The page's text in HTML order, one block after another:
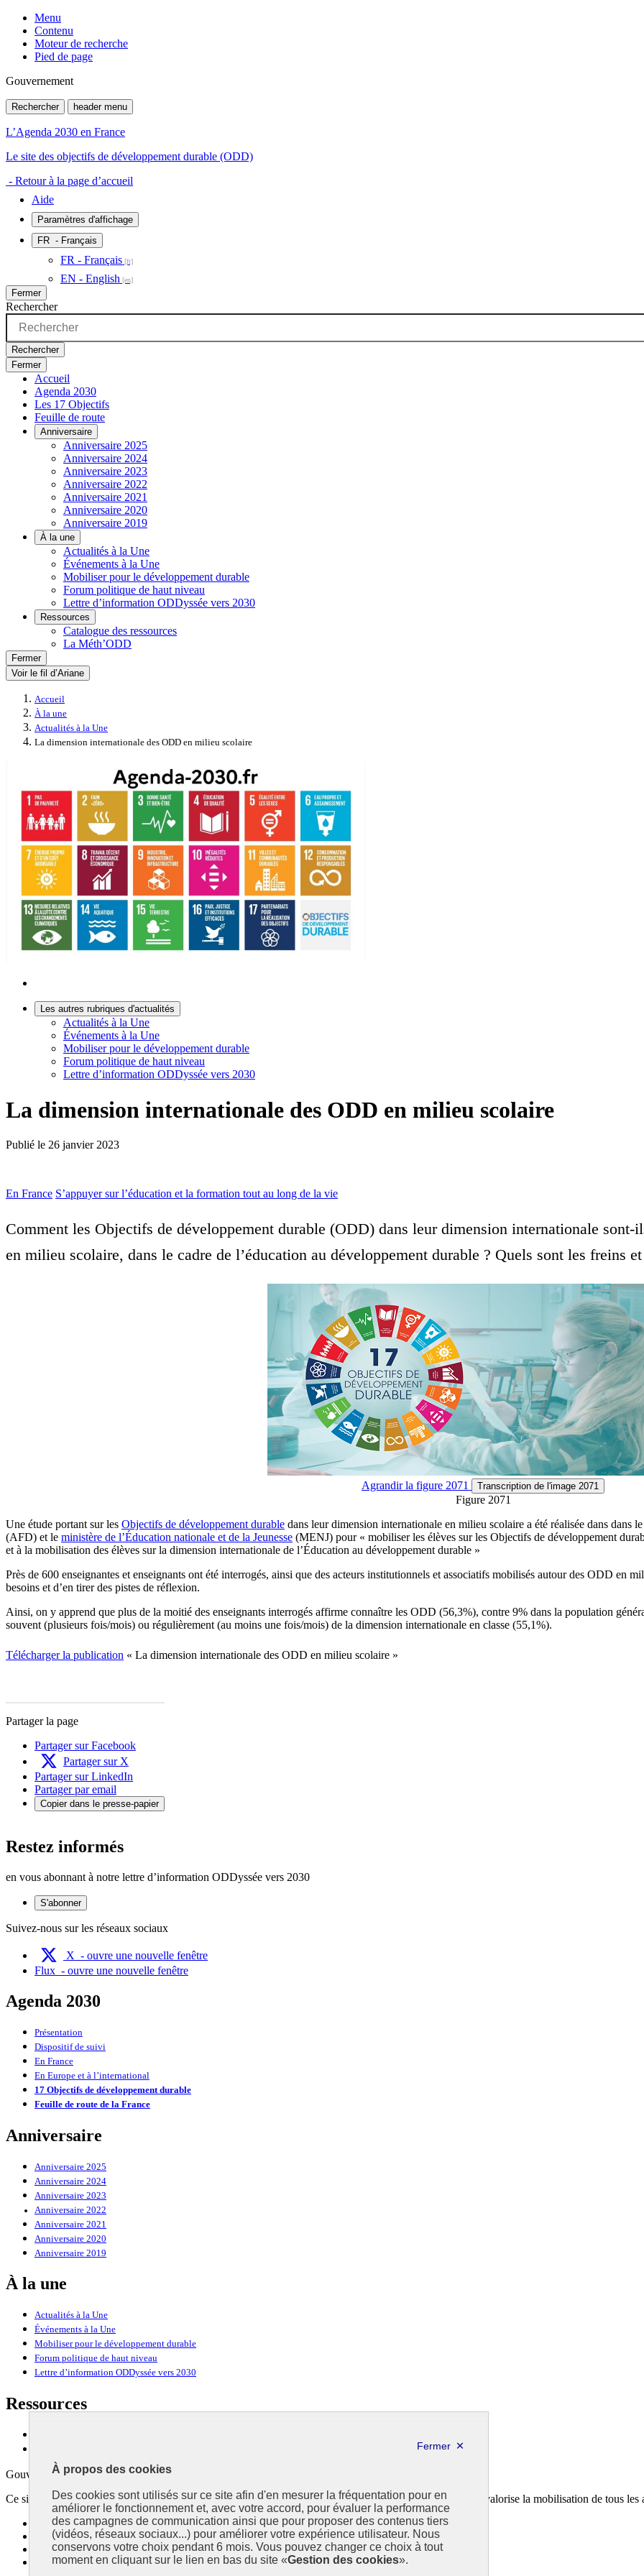
À propos des cookies
Des cookies sont utilisés sur ce site afin d'en mesurer la fréquentation pour en
améliorer le fonctionnement et, avec votre accord, pour évaluer la performance
des campagnes de communication ainsi que pour proposer des contenus tiers
(vidéos, réseaux sociaux...) pour améliorer votre expérience utilisateur. Nous
conservons votre choix pendant 6 mois. Vous pouvez changer ce choix à tout
moment en cliquant sur le lien en bas du site «Gestion des cookies».
Menu
Contenu
Moteur de recherche
Pied de page
Gouvernement
Rechercher header menu
L’Agenda 2030 en France
Le site des objectifs de développement durable (ODD)
- Retour à la page d’accueil
Aide
Paramètres d'affichage
FR - Français
FR - Français
EN - English
Fermer
Rechercher
Rechercher
Fermer
Accueil
Agenda 2030
Les 17 Objectifs
Feuille de route
Anniversaire
Anniversaire 2025
Anniversaire 2024
Anniversaire 2023
Anniversaire 2022
Anniversaire 2021
Anniversaire 2020
Anniversaire 2019
À la une
Actualités à la Une
Événements à la Une
Mobiliser pour le développement durable
Forum politique de haut niveau
Lettre d’information ODDyssée vers 2030
Ressources
Catalogue des ressources
La Méth’ODD
Fermer
Voir le fil d’Ariane
Accueil
À la une
Actualités à la Une
La dimension internationale des ODD en milieu scolaire
Les autres rubriques d'actualités
Actualités à la Une
Événements à la Une
Mobiliser pour le développement durable
Forum politique de haut niveau
Lettre d’information ODDyssée vers 2030
La dimension internationale des ODD en milieu scolaire
Publié le 26 janvier 2023
En France S’appuyer sur l’éducation et la formation tout au long de la vie
Comment les Objectifs de développement durable (ODD) dans leur dimension internationale sont-
en milieu scolaire, dans le cadre de l’éducation au développement durable ? Quels sont les freins
Agrandirla figure 2071 Transcription de l'image 2071
Figure 2071
Une étude portant sur les Objectifs de développement durable dans leur dimension internationale en milieu scolaire a été réalisée dans dans
(AFD) et le ministère de l’Éducation nationale et de la Jeunesse (MENJ) pour « mobiliser les élèves sur les Objectifs de développement
et à la mobilisation des élèves sur la dimension internationale de l’Éducation au développement durable »
Près de 600 enseignantes et enseignants ont été interrogés, ainsi que des acteurs institutionnels et associatifs mobilisés autour des ODD en
besoins et d’en tirer des pistes de réflexion.
Ainsi, on y apprend que plus de la moitié des enseignants interrogés affirme connaître les ODD (56,3%), contre 9% dans la population
souvent (plusieurs fois/mois) ou régulièrement (au moins une fois/mois) de la dimension internationale en classe (55,1%).
Télécharger la publication « La dimension internationale des ODD en milieu scolaire »
Partager la page
Partager sur Facebook
Partager sur X
Partager sur LinkedIn
Partager par email
Copier dans le presse-papier
Restez informés
en vous abonnant à notre lettre d’information ODDyssée vers 2030
S'abonner
Suivez-nous sur les réseaux sociaux
X - ouvre une nouvelle fenêtre
Flux - ouvre une nouvelle fenêtre
Agenda 2030
Présentation
Dispositif de suivi
En France
En Europe et à l’international
17 Objectifs de développement durable
Feuille de route de la France
Anniversaire
Anniversaire 2025
Anniversaire 2024
Anniversaire 2023
Anniversaire 2022
Anniversaire 2021
Anniversaire 2020
Anniversaire 2019
À la une
Actualités à la Une
Événements à la Une
Mobiliser pour le développement durable
Forum politique de haut niveau
Lettre d’information ODDyssée vers 2030
Ressources
Gouvernement
Ce site propose l’information de référence concernant l’Agenda 2030 et la feuille de route de la France. Il valorise la mobilisation de tous les
info.gouv.fr- ouvre une nouvelle fenêtre
service-public.fr- ouvre une nouvelle fenêtre
legifrance.gouv.fr- ouvre une nouvelle fenêtre
data.gouv.fr- ouvre une nouvelle fenêtre